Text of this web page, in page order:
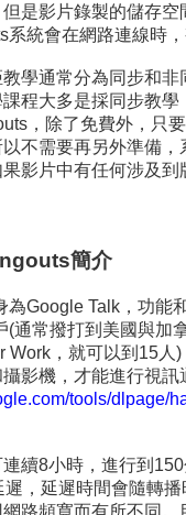
是影片錄製的儲存
系統會在網路連線時
學通常分為同步和
程大多是採同步教
，除了免費外，只
不需要再另外準備
影片中有任何涉及
簡介
為Google Talk，功能
(通常撥打到美國與加
Work，就可以到15
影機，才能進行視
tools/dlpage/
續8小時，進行到
，延遲時間會隨轉
路頻寬而有所不同